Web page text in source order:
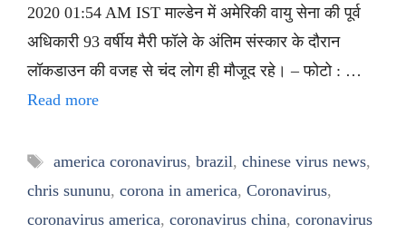
2020 01:54 AM IST माल्डेन में अमेरिकी वायु सेना की पूर्व
अधिकारी 93 वर्षीय मैरी फॉले के अंतिम संस्कार के दौरान
लॉकडाउन की वजह से चंद लोग ही मौजूद रहे। – फोटो : …
Read more
Tags
america coronavirus, brazil, chinese virus news,
chris sununu, corona in america, Coronavirus,
coronavirus america, coronavirus china, coronavirus